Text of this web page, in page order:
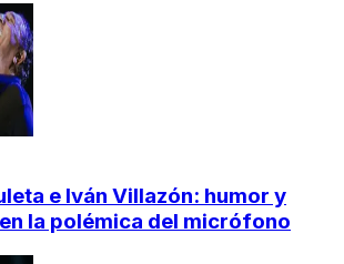
e Iván Villazón: humor y
la polémica del micrófono